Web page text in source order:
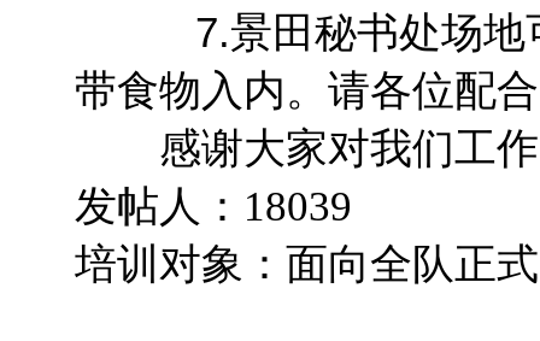
7.景田秘书处场地可
带食物入内。请各位配
感谢大家对我们工作
发帖人：18039
培训对象：面向全队正